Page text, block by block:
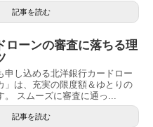
記事を読む
ローンの審査に落ちる理
申し込める北洋銀行カードロー
」は、充実の限度額＆ゆとりの
。 スムーズに審査に通っ...
記事を読む